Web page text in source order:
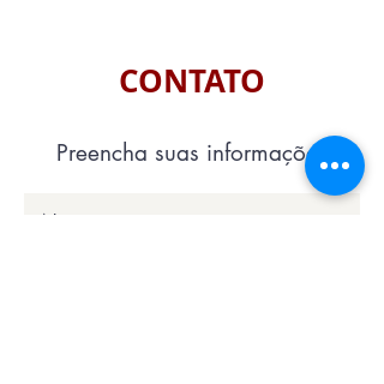
CONTATO
Preencha suas informações